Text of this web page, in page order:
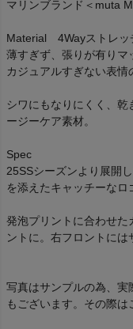
マリンブランド＜muta
Material 4Wayストレッ
薄すぎず、張りが有りマ
カジュアルすぎない表情
シワにもなりにくく、
ージーケア素材。
Spec
25SSシーズンより展開
を添えたキャッチーなロ
発泡プリントに合わせた
ントに。右フロントには
写真はサンプルの為、実
もございます。その際は